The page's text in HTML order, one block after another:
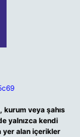
veya şahıs
yalnızca kendi
yer alan içerikler